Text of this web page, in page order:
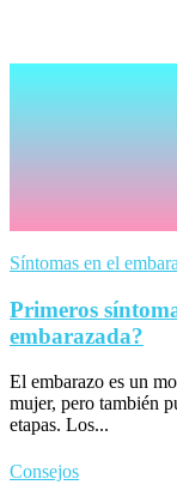
Síntomas en el
Primeros
embarazada?
El embarazo es un
mujer, pero también
etapas. Los...
Consejos